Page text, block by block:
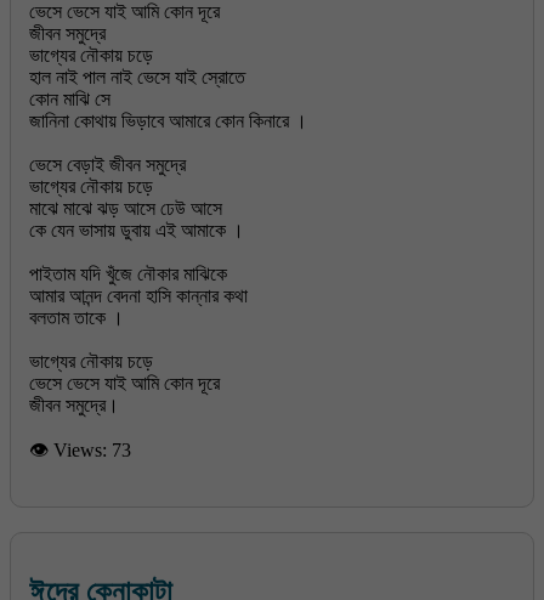
ভেসে ভেসে যাই আমি কোন দূরে
জীবন সমুদ্রে
ভাগ্যের নৌকায় চড়ে
হাল নাই পাল নাই ভেসে যাই স্রোতে
কোন মাঝি সে
জানিনা কোথায় ভিড়াবে আমারে কোন কিনারে ।
ভেসে বেড়াই জীবন সমুদ্রে
ভাগ্যের নৌকায় চড়ে
মাঝে মাঝে ঝড় আসে ঢেউ আসে
কে যেন ভাসায় ডুবায় এই আমাকে ।
পাইতাম যদি খুঁজে নৌকার মাঝিকে
আমার আনন্দ বেদনা হাসি কান্নার কথা
বলতাম তাকে ।
ভাগ্যের নৌকায় চড়ে
ভেসে ভেসে যাই আমি কোন দূরে
জীবন সমুদ্রে।
👁 Views: 73
ঈদের কেনাকাটা